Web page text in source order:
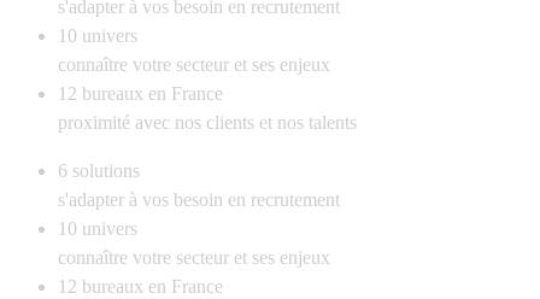
s'adapter à vos besoin en recrutement
10 univers
connaître votre secteur et ses enjeux
12 bureaux en France
proximité avec nos clients et nos talents
6 solutions
s'adapter à vos besoin en recrutement
10 univers
connaître votre secteur et ses enjeux
12 bureaux en France